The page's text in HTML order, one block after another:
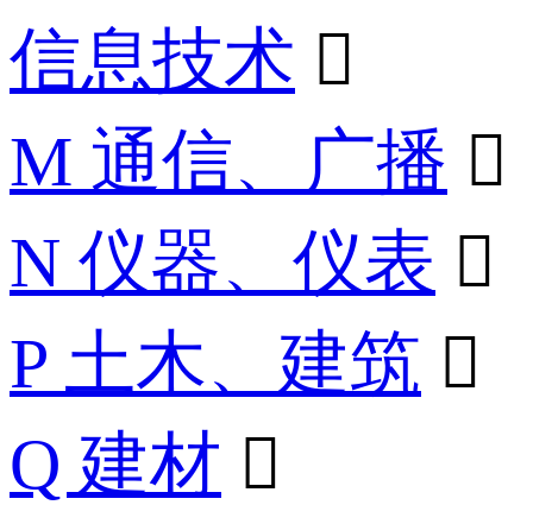
信息技术 
M 通信、广播 
N 仪器、仪表 
P 土木、建筑 
Q 建材 